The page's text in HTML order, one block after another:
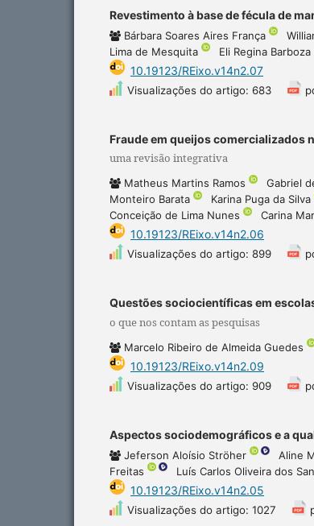
Revestimento à base de fécula de
Bárbara Soares Aires França
Lima de Mesquita
Eli Regina
10.19123/REixo.v14n2.07
Visualizações do artigo: 683
Fraude em queijos comercializados
uma revisão integrativa
Matheus Martins Ramos Gabriel
Monteiro Barata
Karina Puga da Silva
Conceição de Lima Nunes
Carina
10.19123/REixo.v14n2.06
Visualizações do artigo: 899
Questões sociocientíficas em
o que nos contam as pesquisas
Marcelo Ribeiro de Almeida Guedes
10.19123/REixo.v14n2.09
Visualizações do artigo: 909
Aspectos sociodemográficos e a
Jeferson Aloísio Ströher Aline
Freitas
Luís Carlos Oliveira dos
10.19123/REixo.v14n2.05
Visualizações do artigo: 1027